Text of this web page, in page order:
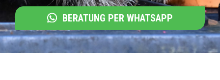
BERATUNG PER WHATSAPP